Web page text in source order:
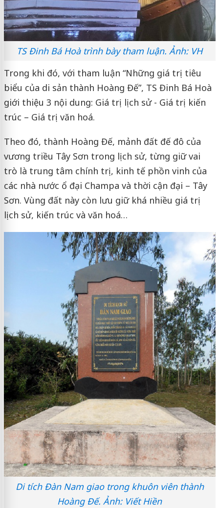
TS Đinh Bá Hoà trình bày tham luận. Ảnh: VH
Trong khi đó, với tham luận “Những giá trị tiêu
biểu của di sản thành Hoàng Đế”, TS Đinh Bá Hoà
giới thiệu 3 nội dung: Giá trị lịch sử - Giá trị kiến
trúc – Giá trị văn hoá.
Theo đó, thành Hoàng Đế, mảnh đất đế đô của
vương triều Tây Sơn trong lịch sử, từng giữ vai
trò là trung tâm chính trị, kinh tế phồn vinh của
các nhà nước ổ đại Champa và thời cận đại – Tây
Sơn. Vùng đất này còn lưu giữ khá nhiều giá trị
lịch sử, kiến trúc và văn hoá…
Di tích Đàn Nam giao trong khuôn viên thành
Hoàng Đế. Ảnh: Viết Hiền